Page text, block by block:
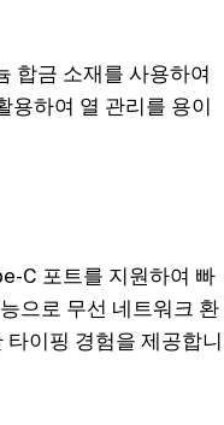
합금 소재를 사용하여
용하여 열 관리를 용이
C 포트를 지원하여 빠
으로 무선 네트워크 환
이핑 경험을 제공합니